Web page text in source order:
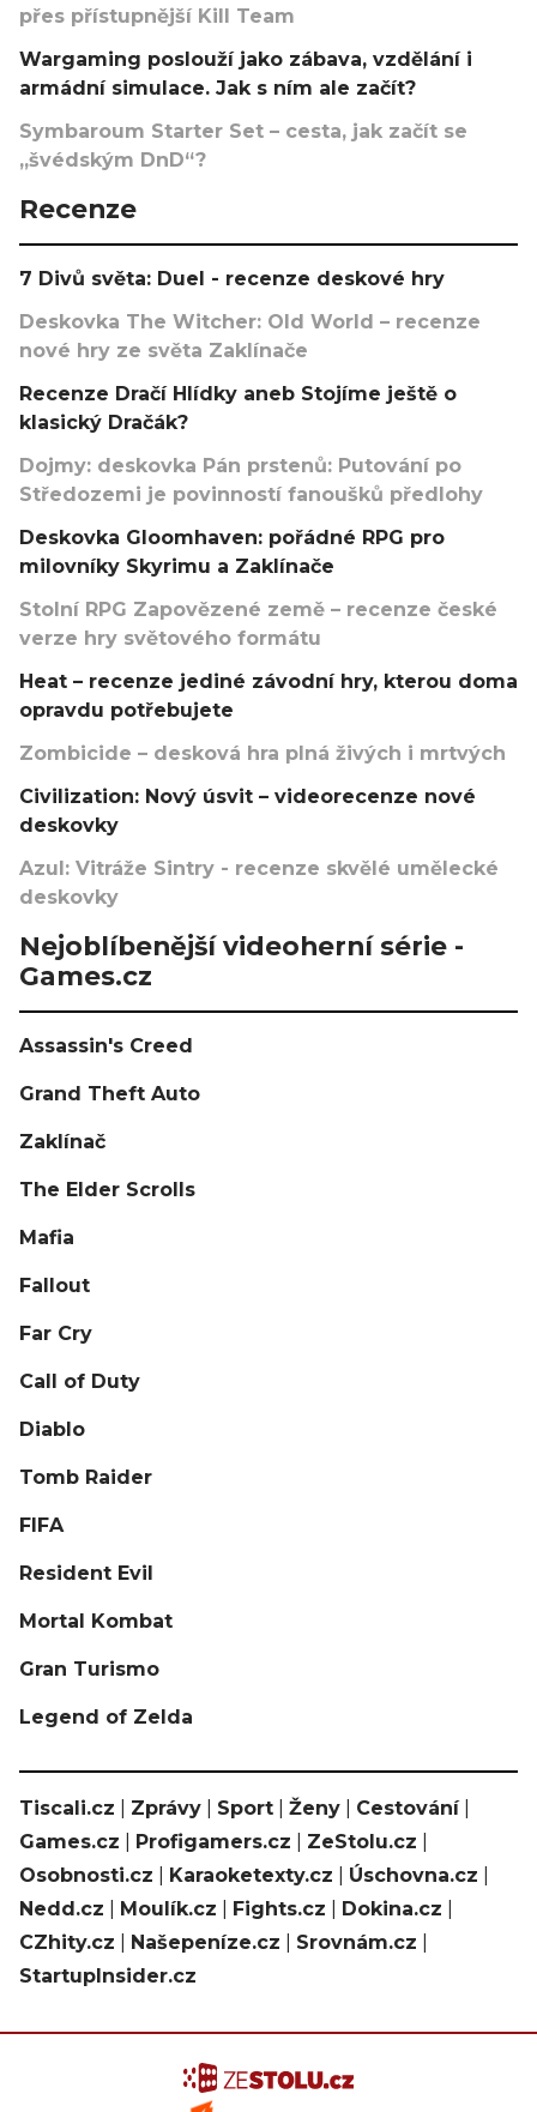
přes přístupnější Kill Team
Wargaming poslouží jako zábava, vzdělání i
armádní simulace. Jak s ním ale začít?
Symbaroum Starter Set – cesta, jak začít se
„švédským DnD“?
Recenze
7 Divů světa: Duel - recenze deskové hry
Deskovka The Witcher: Old World – recenze
nové hry ze světa Zaklínače
Recenze Dračí Hlídky aneb Stojíme ještě o
klasický Dračák?
Dojmy: deskovka Pán prstenů: Putování po
Středozemi je povinností fanoušků předlohy
Deskovka Gloomhaven: pořádné RPG pro
milovníky Skyrimu a Zaklínače
Stolní RPG Zapovězené země – recenze české
verze hry světového formátu
Heat – recenze jediné závodní hry, kterou doma
opravdu potřebujete
Zombicide – desková hra plná živých i mrtvých
Civilization: Nový úsvit – videorecenze nové
deskovky
Azul: Vitráže Sintry - recenze skvělé umělecké
deskovky
Nejoblíbenější videoherní série -
Games.cz
Assassin's Creed
Grand Theft Auto
Zaklínač
The Elder Scrolls
Mafia
Fallout
Far Cry
Call of Duty
Diablo
Tomb Raider
FIFA
Resident Evil
Mortal Kombat
Gran Turismo
Legend of Zelda
Tiscali.cz Zprávy Sport Ženy Cestování|
Games.cz
Profigamers.cz ZeStolu.cz
Osobnosti.cz
Karaoketexty.cz Úschovna.cz
Nedd.cz
Moulík.cz Fights.cz Dokina.cz
CZhity.cz
Našepeníze.cz Srovnám.cz
StartupInsider.cz